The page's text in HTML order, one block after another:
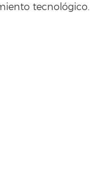
tecnológico.